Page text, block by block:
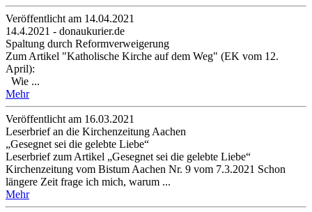
Veröffentlicht am 14­.04.2021
14.4.2021 - donaukurier.de
Spaltung durch Reformverweigerung
Zum Artikel "Katholische Kirche auf dem Weg" (EK vom 12.
April):
Wie ...
Mehr
Veröffentlicht am 16­.03.2021
Leserbrief an die Kirchenzeitung Aachen
„Gesegnet sei die gelebte Liebe“
Leserbrief zum Artikel „Gesegnet sei die gelebte Liebe“
Kirchenzeitung vom Bistum Aachen Nr. 9 vom 7.3.2021 Schon
längere Zeit frage ich mich, warum ...
Mehr